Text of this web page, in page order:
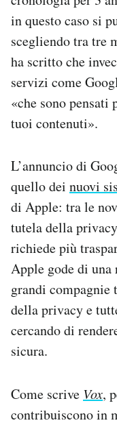
in questo caso si
scegliendo tra tre
ha scritto che
servizi come
«che sono
tuoi contenuti».
L’annuncio di
quello dei nuovi
di Apple: tra le
tutela della
richiede più
Apple gode di
grandi
della privacy e
cercando di
sicura.
Come scrive Vox,
contribuiscono in